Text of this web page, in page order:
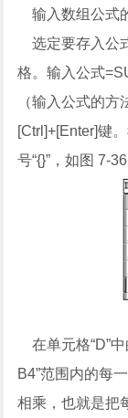
输入数组公式
选定要存入公
格。输入公式
（输入公式的
[Ctrl]+[Enter]键
号“{}”，如图 7-36
在单元格“D”中
B4”范围内的每
相乘，也就是把